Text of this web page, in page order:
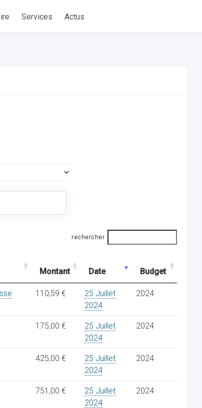
Services Actus
rechercher
Montant Date Budget
110,59 €
25 Juillet
2024
2024
175,00 €
25 Juillet
2024
2024
425,00 €
25 Juillet
2024
2024
751,00 €
25 Juillet
2024
2024